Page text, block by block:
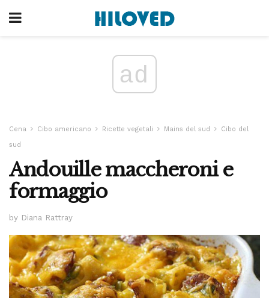
ad
Cena Cibo americano Ricette vegetali Mains del sud
Cibo del
sud
Andouille maccheroni e
formaggio
by Diana Rattray